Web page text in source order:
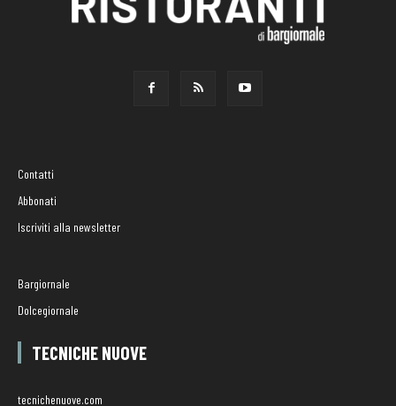
Contatti
Abbonati
Iscriviti alla newsletter
Bargiornale
Dolcegiornale
TECNICHE NUOVE
tecnichenuove.com